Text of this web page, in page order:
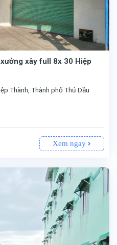
xây full 8x 30 Hiệp
Thành, Thành phố Thủ Dầu
Xem ngay